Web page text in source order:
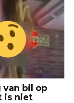
bil op
is niet